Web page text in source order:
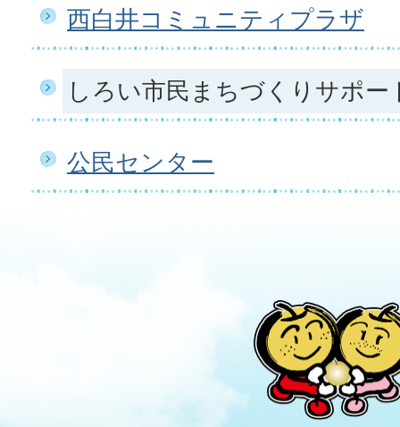
西白井コミュニティプラザ
しろい市民まちづくりサポー
公民センター